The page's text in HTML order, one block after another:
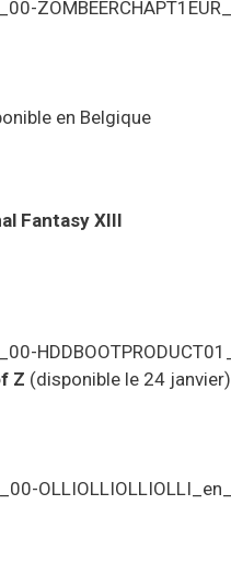
en Belgique
Fantasy XIII
Z (disponible le 24 janvier)